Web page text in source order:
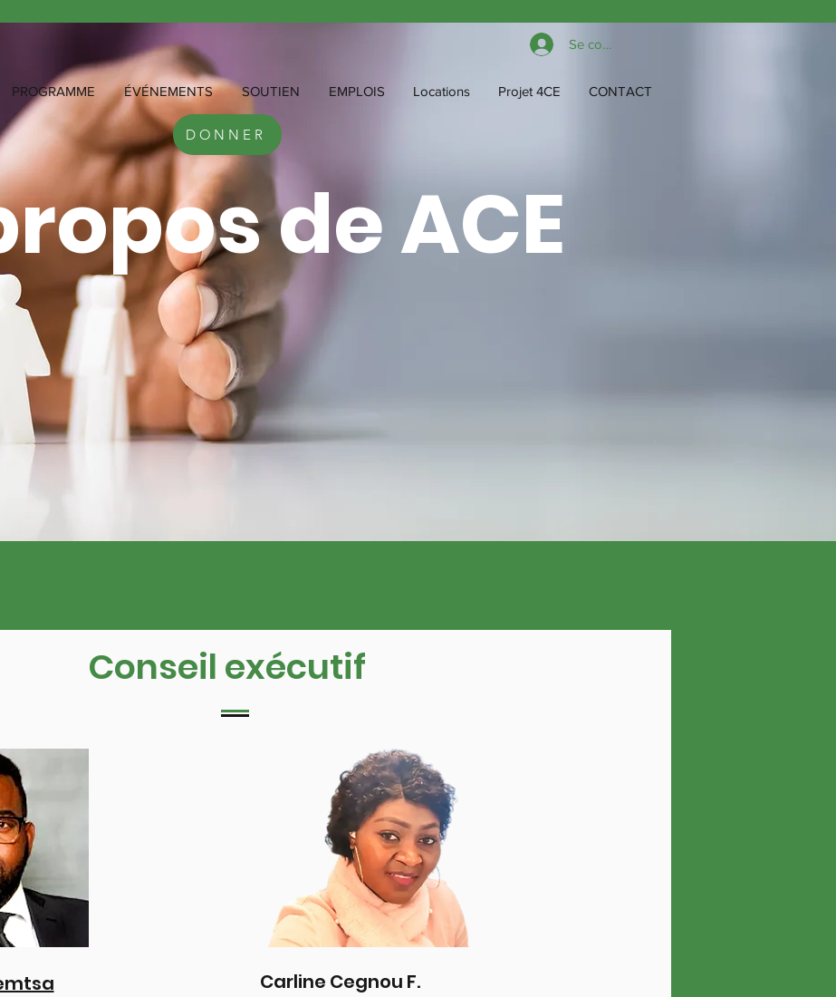
Se connecter
PROGRAMME ÉVÉNEMENTS SOUTIEN EMPLOIS Locations Projet 4CE CONTACT
DONNER
de ACE
Conseil exécutif
Carline Cegnou F.